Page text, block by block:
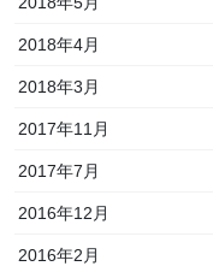
2018年4月
2018年3月
2017年11月
2017年7月
2016年12月
2016年2月